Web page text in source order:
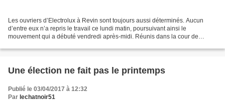
Les ouvriers d’Electrolux à Revin sont toujours aussi déterminés. Aucun
d’entre eux n’a repris le travail ce lundi matin, poursuivant ainsi le
mouvement qui a débuté vendredi après-midi. Réunis dans la cour de
Une élection ne fait pas le printemps
Publié le 03/04/2017 à 12:32
Par lechatnoir51